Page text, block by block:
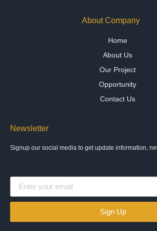
About Company
Home
About Us
Our Project
Opportunity
Contact Us
Newsletter
Signup our social media to get update information,
Sign Up